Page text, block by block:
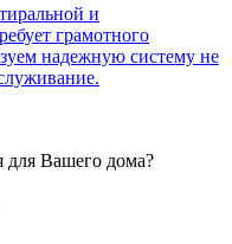
и
грамотного
надежную систему не
для Вашего дома?